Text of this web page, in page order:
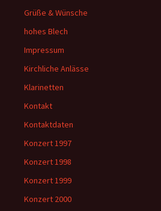
Grüße & Wünsche
hohes Blech
Impressum
Kirchliche Anlässe
Klarinetten
Kontakt
Kontaktdaten
Konzert 1997
Konzert 1998
Konzert 1999
Konzert 2000